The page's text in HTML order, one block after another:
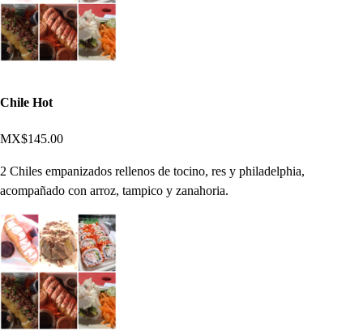
Chile Hot
MX$145.00
2 Chiles empanizados rellenos de tocino, res y philadelphia,
acompañado con arroz, tampico y zanahoria.